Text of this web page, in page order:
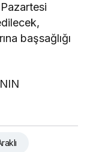
başsağlığı